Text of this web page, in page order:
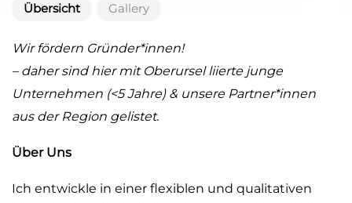
Übersicht Gallery
Wir fördern Gründer*innen!
– daher sind hier mit Oberursel liierte junge
Unternehmen (<5 Jahre) & unsere Partner*innen
aus der Region gelistet.
Über Uns
Ich entwickle in einer flexiblen und qualitativen